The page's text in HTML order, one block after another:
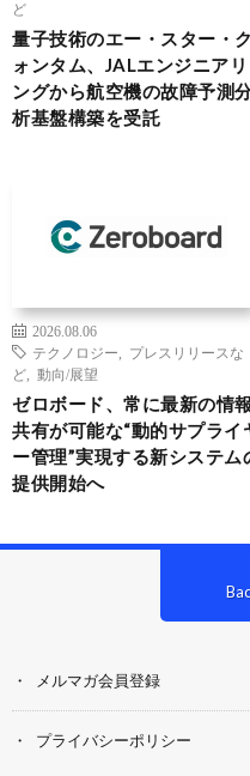
ど
量子技術のエー・スター・ク
ォンタム、JALエンジニアリ
ングから航空機の故障予測
析基盤構築を受託
2026.08.06
テクノロジー
プレスリリースな
ど
動向/展望
ゼロボード、常に最新の情報
共有が可能な“動的サプライ
ー管理”実現する新システム
提供開始へ
メルマガ会員登録
プライバシーポリシー